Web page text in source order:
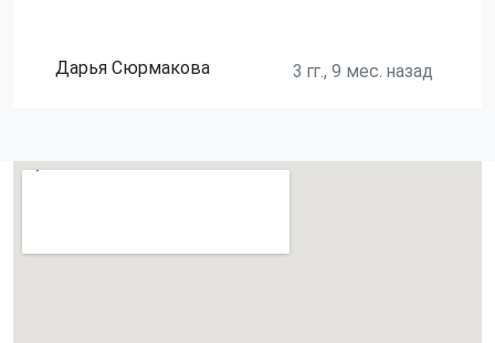
Дарья Сюрмакова 3 гг., 9 мес. назад